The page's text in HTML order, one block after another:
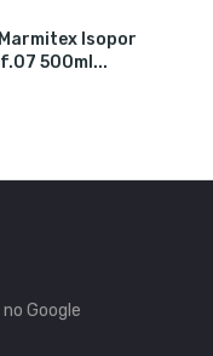
Isopor
500ml...
Google